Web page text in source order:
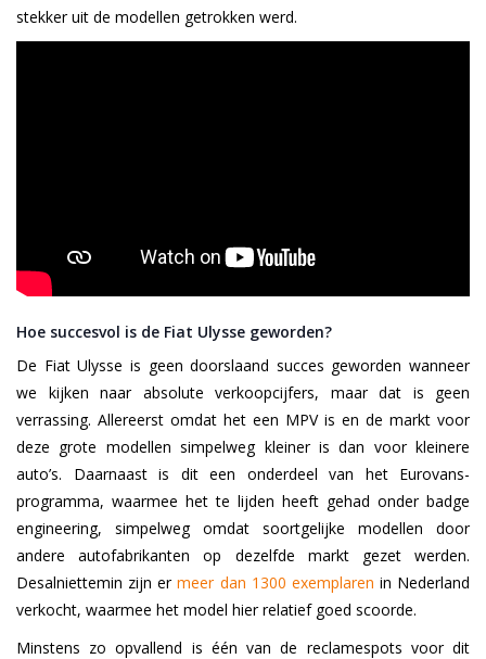
stekker uit de modellen getrokken werd.
Hoe succesvol is de Fiat Ulysse geworden?
De Fiat Ulysse is geen doorslaand succes geworden wanneer
we kijken naar absolute verkoopcijfers, maar dat is geen
verrassing. Allereerst omdat het een MPV is en de markt voor
deze grote modellen simpelweg kleiner is dan voor kleinere
auto’s. Daarnaast is dit een onderdeel van het Eurovans-
programma, waarmee het te lijden heeft gehad onder badge
engineering, simpelweg omdat soortgelijke modellen door
andere autofabrikanten op dezelfde markt gezet werden.
Desalniettemin zijn ermeer dan 1300 exemplaren in Nederland
verkocht, waarmee het model hier relatief goed scoorde.
Minstens zo opvallend is één van de reclamespots voor dit